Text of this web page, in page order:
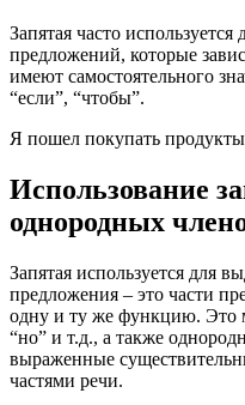
Запятая часто
предложений, которые
имеют самостоятельного
“если”, “чтобы”.
Я пошел покупать
Использование
однородных
Запятая используется для
предложения – это части
одну и ту же функцию. Это
“но” и т.д., а также
выраженные
частями речи.